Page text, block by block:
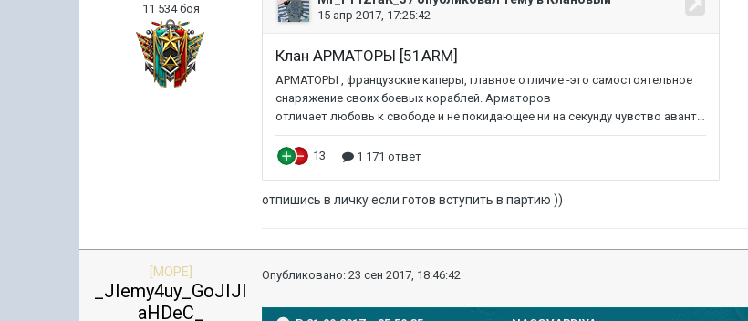
11 534 боя
отпишись в личку если готов вступить в партию ))
[MOPE]
_JIemy4uy_GoJIJI
aHDeC_
Опубликовано:23 сен 2017, 18:46:42